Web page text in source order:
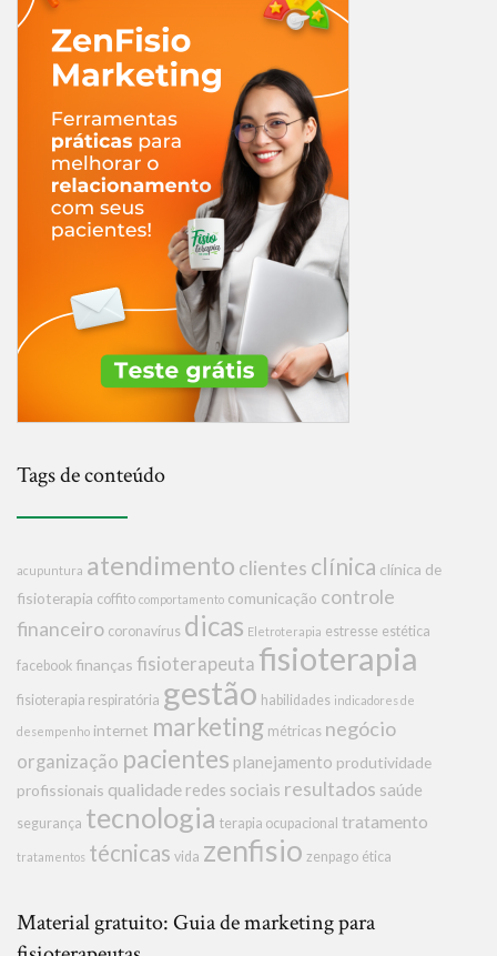
Tags de conteúdo
acupuntura atendimento clientes clínica clínica de
fisioterapia coffito comportamento comunicação controle
financeiro coronavírus dicas Eletroterapia estresse estética
facebook finanças fisioterapeuta fisioterapia
fisioterapia respiratória gestão habilidades indicadores de
desempenho internet marketing métricas negócio
organização pacientes planejamento produtividade
profissionais qualidade redes sociais resultados saúde
segurança tecnologia terapia ocupacional tratamento
tratamentos técnicas vida zenfisio zenpago ética
Material gratuito: Guia de marketing para